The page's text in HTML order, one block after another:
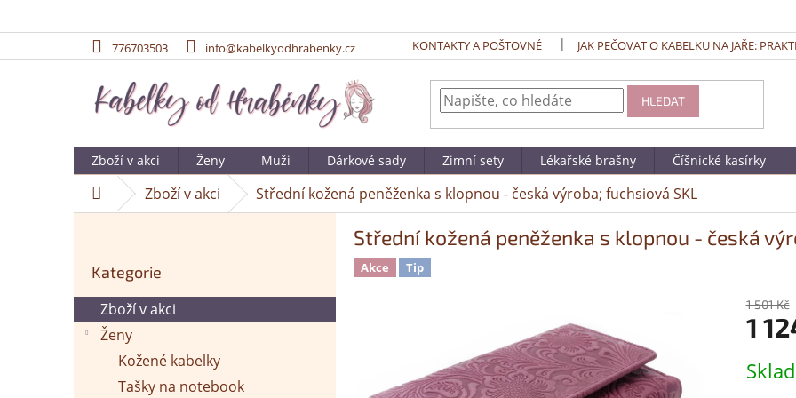
776703503 info@kabelkyodhrabenky.cz KONTAKTY A POŠTOVNÉ JAK PEČOVAT O KABELKU NA JAŘE:
HLEDAT
Zboží v akci Ženy Muži Dárkové sady Zimní sety Lékařské brašny Číšnické kasírky
DomůZboží v akci Střední kožená peněženka s klopnou - česká výroba; fuchsiová SKL
r
a
kategorie
Kategorie
Zboží v akci
Ženy
Kožené kabelky
Tašky na notebook
Střední kožená peněženka s klopnou - česká
Akce Tip
1 501 Kč
1
cena: